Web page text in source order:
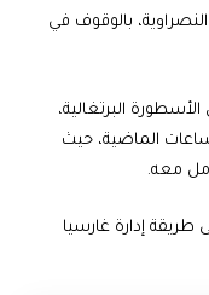
النصراوية، بالوقوف في
البرتغالية،
الماضية، حيث
معه.
إدارة غارسيا